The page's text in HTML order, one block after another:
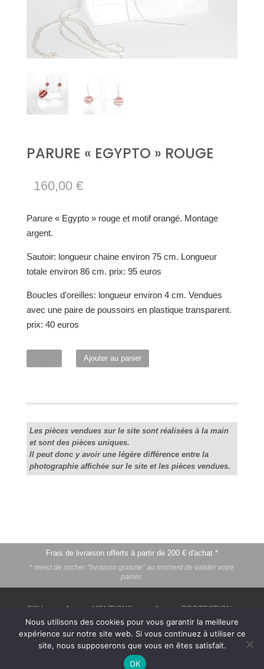
PARURE « EGYPTO » ROUGE
160,00 €
Parure « Egypto » rouge et motif orangé. Montage
argent.
Sautoir: longueur chaine environ 75 cm. Longueur
totale environ 86 cm. prix: 95 euros
Boucles d’oreilles: longueur environ 4 cm. Vendues
avec une paire de poussoirs en plastique transparent.
prix: 40 euros
"Egypto"
Ajouter au panier
Les pièces vendues sur le site sont réalisées à la main
et sont des pièces uniques.
Il peut donc y avoir une légère différence entre la
photographie affichée sur le site et les pièces vendues.
Frais de livraison offerts à partir de 200 € d'achat *
* merci de cocher "livraison gratuite" au moment de valider votre
panier.
CGV | MENTIONS |
PROTECTION
DE LA VIE PRIVÉE
ME CONTACTER

Nous utilisons des cookies pour vous garantir la meilleure
expérience sur notre site web. Si vous continuez à utiliser ce
site, nous supposerons que vous en êtes satisfait.
OK